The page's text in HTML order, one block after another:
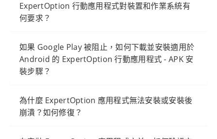
ExpertOption 行動應用程式對裝置和作業系統有
何要求？
如果 Google Play 被阻止，如何下載並安裝適用於
Android 的 ExpertOption 行動應用程式 - APK 安
裝步驟？
為什麼 ExpertOption 應用程式無法安裝或安裝後
崩潰？如何修復？